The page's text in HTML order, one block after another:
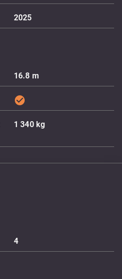
2025
16.8 m
check_circle
1 340 kg
4